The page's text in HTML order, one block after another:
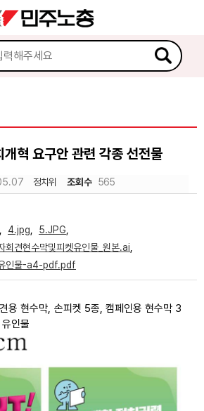
혁 요구안 관련 각종 선전물
정치위 조회수 565
4.jpg 5.JPG
회견현수막및피켓유인물_원본.ai
유인물-a4-pdf.pdf
용 현수막, 손피켓 5종, 캠페인용 현수막 3
인물
스케치북5
스케치북5